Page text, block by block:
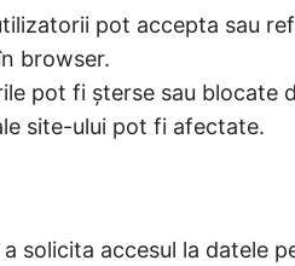
pot accepta sau
browser.
pot fi șterse sau blocate
site-ului pot fi afectate.
solicita accesul la datele